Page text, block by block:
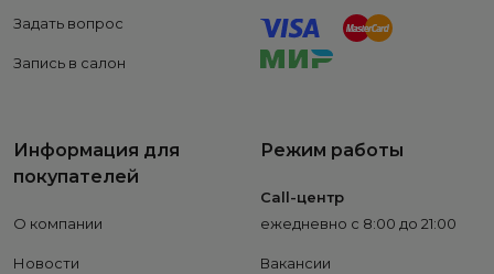
Задать вопрос
Запись в салон
Информация для
покупателей
О компании
Новости
Режим работы
Call-центр
ежедневно с 8:00 до 21:00
Вакансии